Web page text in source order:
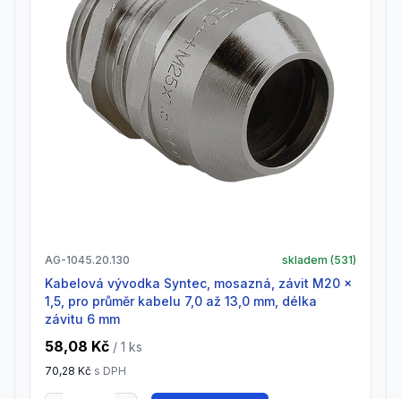
AG-1045.20.130 skladem (531)
Kabelová vývodka Syntec, mosazná, závit M20 x
1,5, pro průměr kabelu 7,0 až 13,0 mm, délka
závitu 6 mm
58,08 Kč / 1 ks
70,28 Kč s DPH